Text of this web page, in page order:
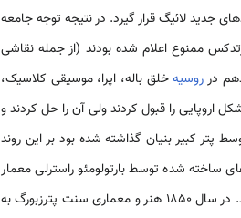
جدید لائیگ قرار گیرد. در نتیجه توجه جامعه
ممنوع اعلام شده بودند (از جمله نقاشی
درروسیهخلق باله، اپرا، موسیقی کلاسیک،
اروپایی را قبول کردند ولی آن را حل کردند و
پتر کبیر بنیان گذاشته شده بود بر این روند
شده توسط بارتولومئو راسترلی معمار
ساخته شد. در سال 1850 هنر و معماری سنت پترزبورگ به